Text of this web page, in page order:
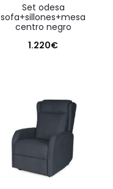
set odesa
sofa+sillones+mesa
centro negro
1.220€